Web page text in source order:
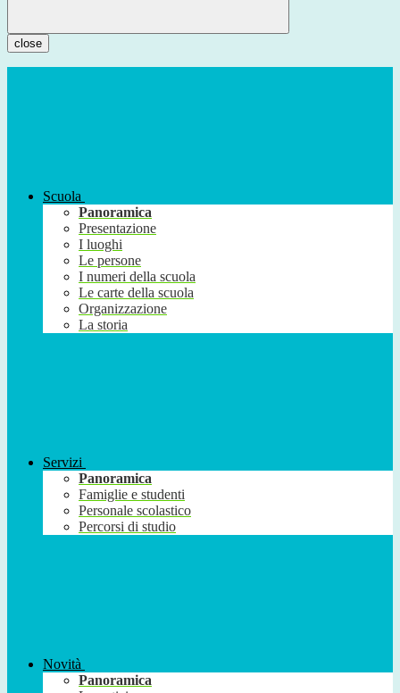
close
Scuola
Panoramica
Presentazione
I luoghi
Le persone
I numeri della scuola
Le carte della scuola
Organizzazione
La storia
Servizi
Panoramica
Famiglie e studenti
Personale scolastico
Percorsi di studio
Novità
Panoramica